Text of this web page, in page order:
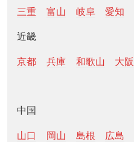
三重 富山 岐阜 愛知
近畿
京都 兵庫 和歌山 大阪
中国
山口 岡山 島根 広島